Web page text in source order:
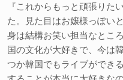
『これからもっと頑張りた
た。見た目はお嬢様っぽい
身は結構お笑い担当なとこ
国の文化が大好きで、今は
つか韓国でもライブができ